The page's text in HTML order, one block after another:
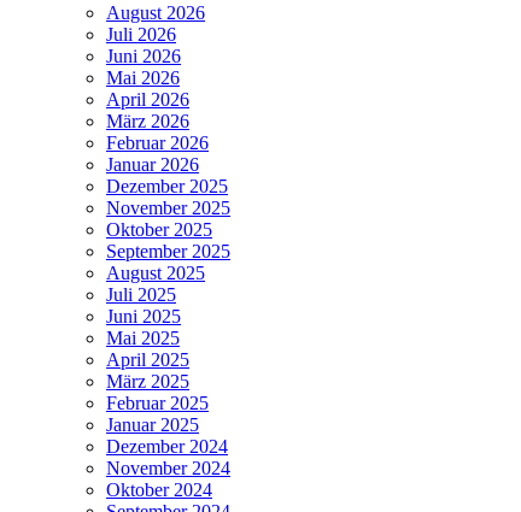
August 2026
Juli 2026
Juni 2026
Mai 2026
April 2026
März 2026
Februar 2026
Januar 2026
Dezember 2025
November 2025
Oktober 2025
September 2025
August 2025
Juli 2025
Juni 2025
Mai 2025
April 2025
März 2025
Februar 2025
Januar 2025
Dezember 2024
November 2024
Oktober 2024